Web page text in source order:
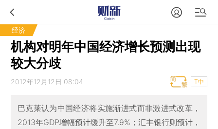
经济
机构对明年中国经济增长预测出现
较大分歧
2012年12月12日 08:04 T中
巴克莱认为中国经济将实施渐进式而非激进式改革，
2013年GDP增幅预计缓升至7.9%；汇丰银行则预计，